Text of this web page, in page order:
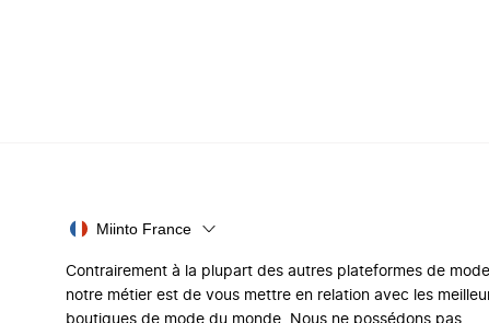
Miinto France
Contrairement à la plupart des autres plateformes de
notre métier est de vous mettre en relation avec les
boutiques de mode du monde. Nous ne possédons pas